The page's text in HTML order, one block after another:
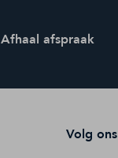
Afhaal afspraak
Volg ons